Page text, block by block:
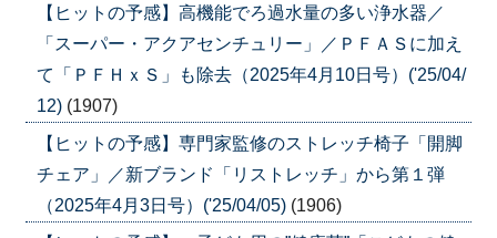
【ヒットの予感】高機能でろ過水量の多い浄水器／
「スーパー・アクアセンチュリー」／ＰＦＡＳに加え
て「ＰＦＨｘＳ」も除去（2025年4月10日号）('25/04/
12) (1907)
【ヒットの予感】専門家監修のストレッチ椅子「開脚
チェア」／新ブランド「リストレッチ」から第１弾
（2025年4月3日号）('25/04/05) (1906)